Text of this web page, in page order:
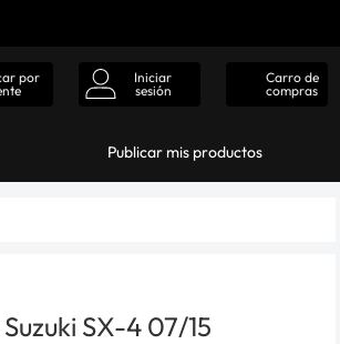
por
Iniciar
sesión
Carro de
compras
Publicar mis productos
SX-4 07/15